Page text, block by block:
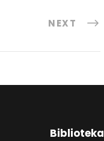
NEXT
Biblioteka